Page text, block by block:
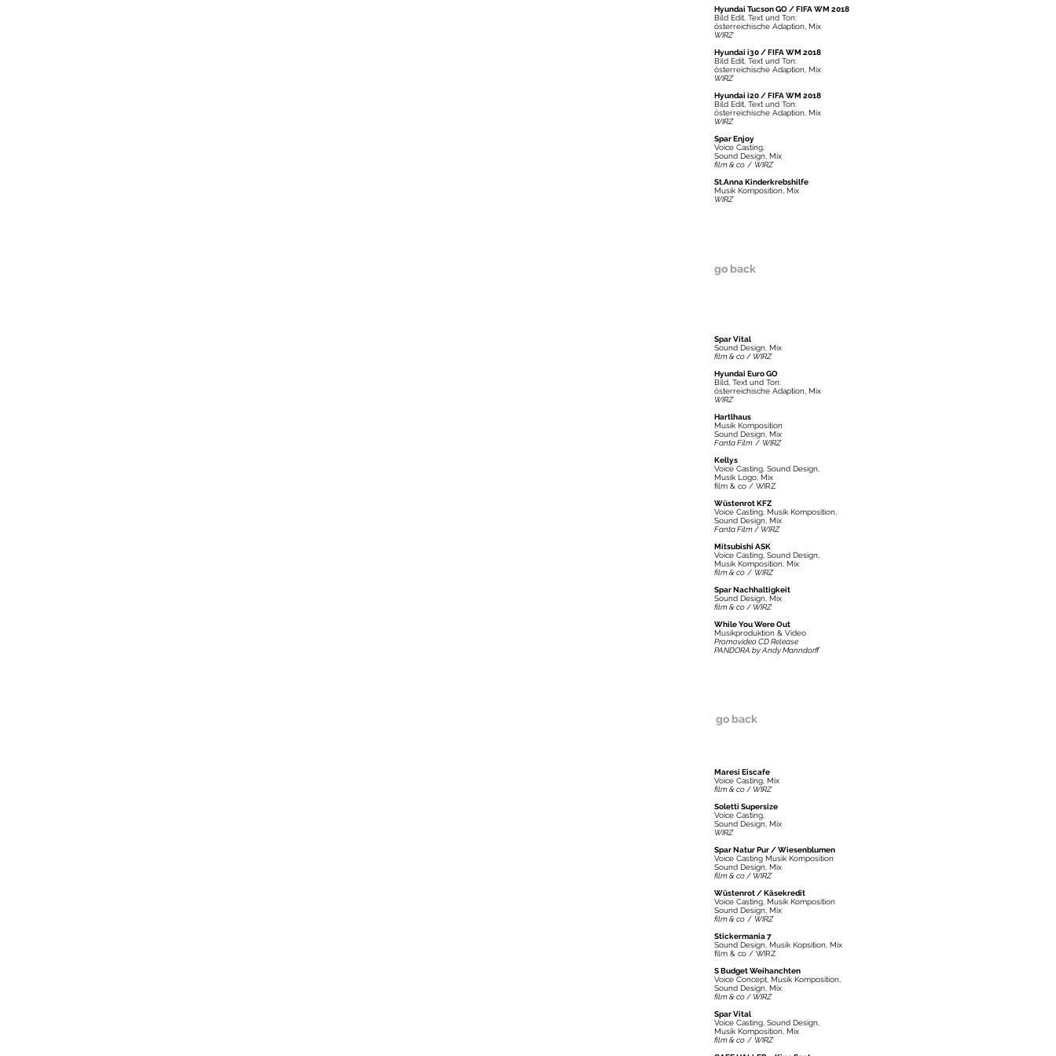
Hyundai Tucson GO / FIFA WM 2018
Bild Edit, Text und Ton:
österreichische Adaption, Mix
WIRZ
Hyundai i30 / FIFA WM 2018
Bild Edit, Text und Ton:
österreichische Adaption, Mix
WIRZ
Hyundai i20 / FIFA WM 2018
Bild Edit, Text und Ton:
österreichische Adaption, Mix
WIRZ
Spar Enjoy
Voice Casting,
Sound Design, Mix
film & co / WIRZ
St.Anna Kinderkrebshilfe
Musik Komposition, Mix
WIRZ
go back
Spar Vital
Sound Design, Mix
film & co / WIRZ
Hyundai Euro GO
Bild, Text und Ton:
österreichische Adaption, Mix
WIRZ
Hartlhaus
Musik Komposition
Sound Design, Mix
Fanta Film / WIRZ
Kellys
Voice Casting, Sound Design,
Musik Logo, Mix
film & co / WIRZ
Wüstenrot KFZ
Voice Casting, Musik Komposition,
Sound Design, Mix
Fanta Film / WIRZ
Mitsubishi ASK
Voice Casting, Sound Design,
Musik Komposition, Mix
film & co / WIRZ
Spar Nachhaltigkeit
Sound Design, Mix
film & co / WIRZ
While You Were Out
Musikproduktion & Video
Promovideo CD Release
PANDORA by Andy Manndorff
go back
Maresi Eiscafe
Voice Casting, Mix
film & co / WIRZ
Soletti Supersize
Voice Casting,
Sound Design, Mix
WIRZ
Spar Natur Pur / Wiesenblumen
Voice Casting Musik Komposition
Sound Design, Mix
film & co / WIRZ
Wüstenrot / Käsekredit
Voice Casting, Musik Komposition
Sound Design, Mix
film & co / WIRZ
Stickermania 7
Sound Design, Musik Kopsition, Mix
film & co / WIRZ
S Budget Weihanchten
Voice Concept, Musik Komposition,
Sound Design, Mix
film & co / WIRZ
Spar Vital
Voice Casting, Sound Design,
Musik Komposition, Mix
film & co / WIRZ